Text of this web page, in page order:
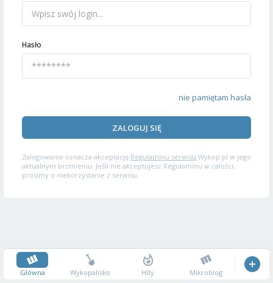
Hasło
nie pamiętam hasła
ZALOGUJ SIĘ
Zalogowanie oznacza akceptację Regulaminu serwisu Wykop.pl w jego
aktualnym brzmieniu. Jeśli nie akceptujesz Regulaminu w całości,
prosimy o niekorzystanie z serwisu.
Główna Wykopalisko Hity Mikroblog